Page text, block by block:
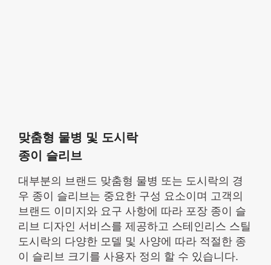
맞춤형 물병 및 도시락
종이 슬리브
대부분의 브랜드 맞춤형 물병 또는 도시락의 경
우 종이 슬리브는 중요한 구성 요소이며 고객의
브랜드 이미지와 요구 사항에 따라 포장 종이 슬
리브 디자인 서비스를 제공하고 스테인리스 스틸
도시락의 다양한 모델 및 사양에 따라 적절한 종
이 슬리브 크기를 사용자 정의 할 수 있습니다.